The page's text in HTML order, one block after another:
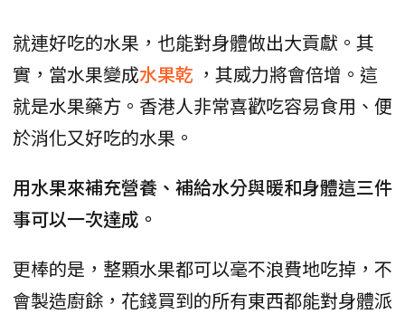
就連好吃的水果，也能對身體做出大貢獻。其
實，當水果變成水果乾 ，其威力將會倍增。這
就是水果藥方。香港人非常喜歡吃容易食用、便
於消化又好吃的水果。
用水果來補充營養、補給水分與暖和身體這三件
事可以一次達成。
更棒的是，整顆水果都可以毫不浪費地吃掉，不
會製造廚餘，花錢買到的所有東西都能對身體派